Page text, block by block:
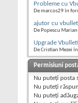
Probleme cu
De marcos29 în
ajutor cu
De Popescu
Upgrade
De Cristian Mezei
Permisiuni
Nu puteţi posta
Nu puteţi
Nu puteţi